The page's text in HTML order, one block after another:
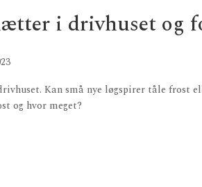
i drivhuset og
Kan små nye løgspirer tåle frost
og hvor meget?